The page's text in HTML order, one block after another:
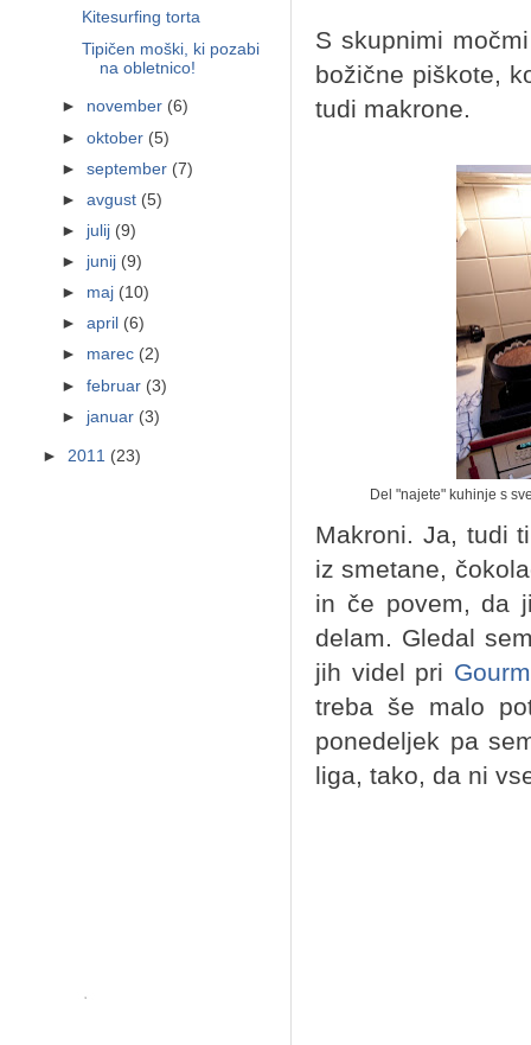
S skupnimi
božične piškote,
tudi makrone.
Del "najete" kuhinje s
Makroni. Ja, tudi
iz smetane,
in če povem, da
delam. Gledal
jih videl pri
treba še malo
ponedeljek pa
liga, tako, da ni
Kitesurfing torta
Tipičen moški, ki pozabi
na obletnico!
► november (6)
►oktober (5)
►september (7)
►avgust (5)
► julij (9)
► junij (9)
► maj (10)
►april (6)
► marec (2)
►februar (3)
► januar (3)
► 2011 (23)